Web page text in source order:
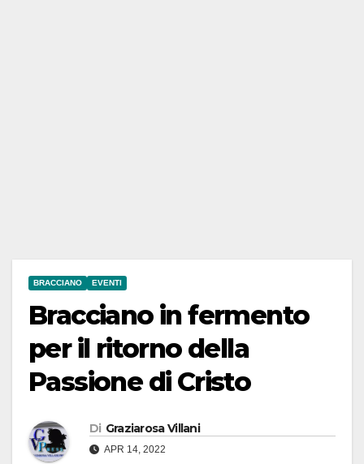
BRACCIANO EVENTI
Bracciano in fermento
per il ritorno della
Passione di Cristo
Di Graziarosa Villani
APR 14, 2022